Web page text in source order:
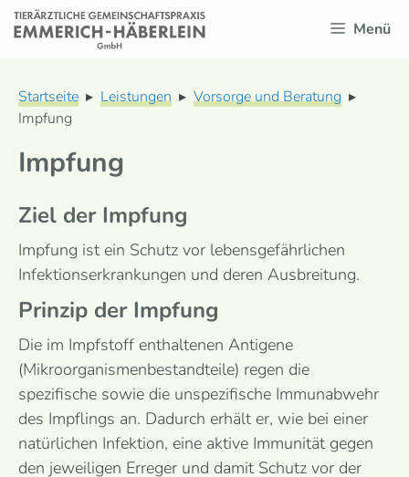
Zum
Inhalt
Menü
Startseite ▸ Leistungen ▸ Vorsorge und Beratung ▸
Impfung
Impfung
Ziel der Impfung
Impfung ist ein Schutz vor lebensgefährlichen
Infektionserkrankungen und deren Ausbreitung.
Prinzip der Impfung
Die im Impfstoff enthaltenen Antigene
(Mikroorganismenbestandteile) regen die
spezifische sowie die unspezifische Immunabwehr
des Impflings an. Dadurch erhält er, wie bei einer
natürlichen Infektion, eine aktive Immunität gegen
den jeweiligen Erreger und damit Schutz vor der